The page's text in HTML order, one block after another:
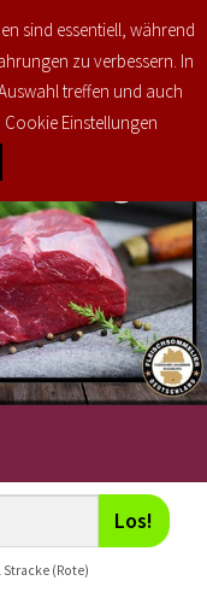
Informationen finden Sie
Los!
Stracke (Rote)
sind essentiell, während
zu verbessern. In
treffen und auch
Cookie Einstellungen